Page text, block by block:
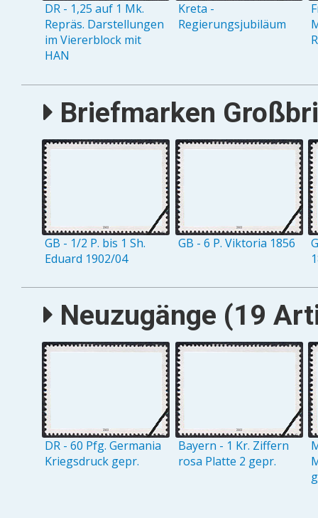
DR - 1,25 auf 1 Mk.
Repräs. Darstellungen
im Viererblock mit
HAN
Kreta -
Regierungsjubiläum
Briefmarken
GB - 1/2 P. bis 1 Sh.
Eduard 1902/04
GB - 6 P. Viktoria 1856
Neuzugänge (19
DR - 60 Pfg. Germania
Kriegsdruck gepr.
Bayern - 1 Kr. Ziffern
rosa Platte 2 gepr.